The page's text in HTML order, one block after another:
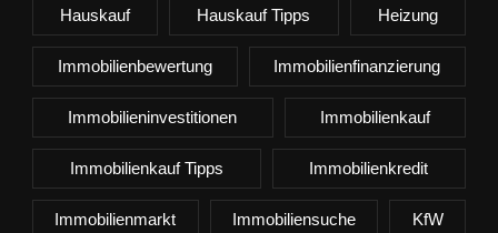
Hauskauf Hauskauf Tipps Heizung
Immobilienbewertung Immobilienfinanzierung
Immobilieninvestitionen Immobilienkauf
Immobilienkauf Tipps Immobilienkredit
Immobilienmarkt Immobiliensuche KfW